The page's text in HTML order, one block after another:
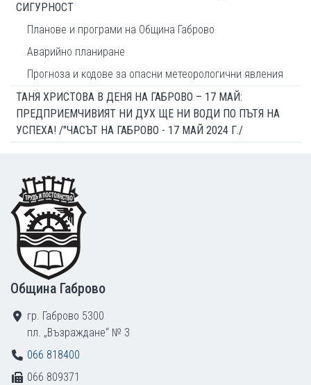
СИГУРНОСТ
Планове и програми на Община Габрово
Аварийно планиране
Прогноза и кодове за опасни метеорологични явления
ТАНЯ ХРИСТОВА В ДЕНЯ НА ГАБРОВО – 17 МАЙ:
ПРЕДПРИЕМЧИВИЯТ НИ ДУХ ЩЕ НИ ВОДИ ПО ПЪТЯ НА
УСПЕХА! /"ЧАСЪТ НА ГАБРОВО - 17 МАЙ 2024 Г./
Footer
Община Габрово
гр. Габрово 5300
пл. „Възраждане“ № 3
066 818400
066 809371